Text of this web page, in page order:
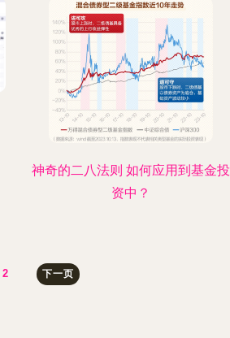
神奇的二八法则 如何应用到基金投
资中？
2 下一页